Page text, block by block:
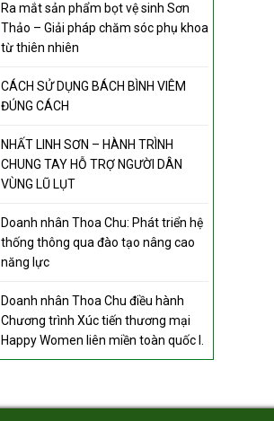
Ra mắt sản phẩm bọt vệ sinh Sơn
Thảo – Giải pháp chăm sóc phụ khoa
từ thiên nhiên
CÁCH SỬ DỤNG BÁCH BÌNH VIÊM
ĐÚNG CÁCH
NHẤT LINH SƠN – HÀNH TRÌNH
CHUNG TAY HỖ TRỢ NGƯỜI DÂN
VÙNG LŨ LỤT
Doanh nhân Thoa Chu: Phát triển hệ
thống thông qua đào tạo nâng cao
năng lực
Doanh nhân Thoa Chu điều hành
Chương trình Xúc tiến thương mại
Happy Women liên miền toàn quốc I.